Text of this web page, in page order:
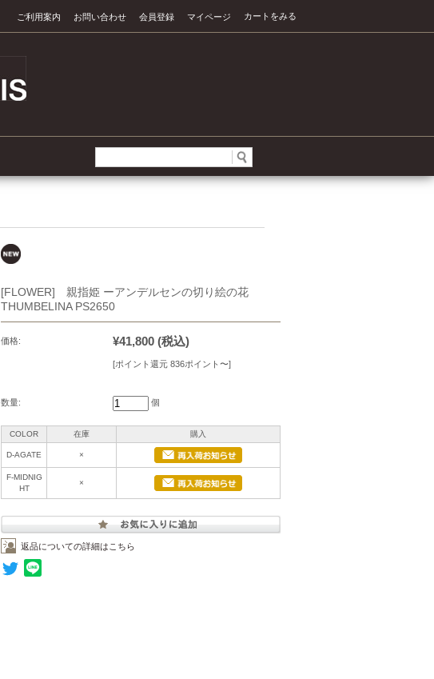
カートをみる
マイページ
会員登録
お問い合わせ
ご利用案内
[FLOWER] 親指姫 ーアンデルセンの切り絵の花
THUMBELINA PS2650
価格: ¥41,800 (税込)
[ポイント還元 836ポイント〜]
数量: 個
COLOR 在庫 購入
D-AGATE ×
F-MIDNIG
HT
×
返品についての詳細はこちら